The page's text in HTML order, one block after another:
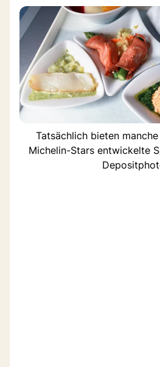
Tatsächlich bieten
Michelin-Stars entwickelte